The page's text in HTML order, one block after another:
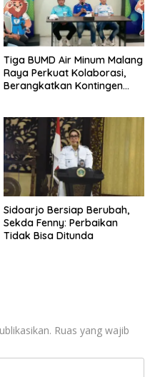
Tiga BUMD Air Minum Malang
Raya Perkuat Kolaborasi,
Berangkatkan Kontingen
Sidoarjo Bersiap Berubah,
Sekda Fenny: Perbaikan
Tidak Bisa Ditunda
Ruas yang wajib